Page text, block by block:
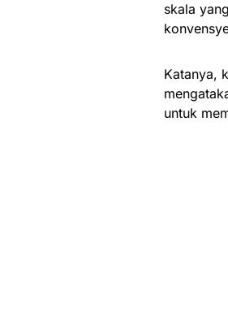
skala
Katanya,
untuk